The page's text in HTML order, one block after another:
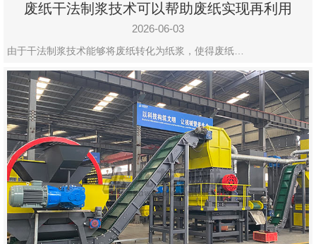
废纸干法制浆技术可以帮助废纸实现再利用
2026-06-03
由于干法制浆技术能够将废纸转化为纸浆，使得废纸…